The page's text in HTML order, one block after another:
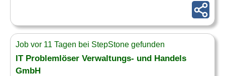
Job vor 11 Tagen bei StepStone gefunden
IT Problemlöser Verwaltungs- und Handels
GmbH